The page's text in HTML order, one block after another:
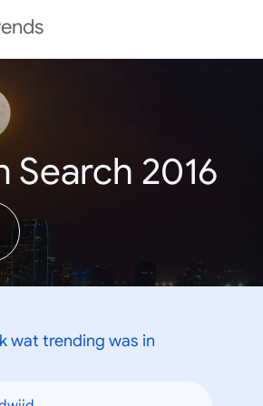
Search 2016
wat trending was in